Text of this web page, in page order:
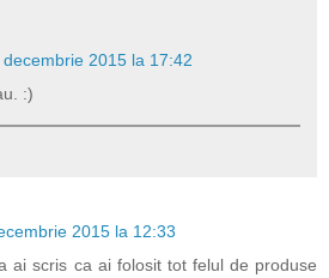
decembrie 2015 la 17:42
:)
2015 la 12:33
ai scris ca ai folosit tot felul de produse